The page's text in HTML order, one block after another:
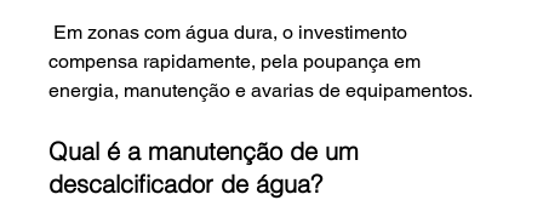
Em zonas com água dura, o investimento
compensa rapidamente, pela poupança em
energia, manutenção e avarias de equipamentos.
Qual é a manutenção de um
descalcificador de água?